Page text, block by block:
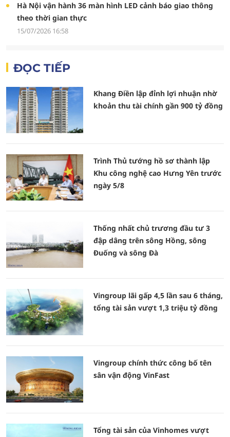
Hà Nội vận hành 36 màn hình LED cảnh báo giao thông
theo thời gian thực
15/07/2026 16:58
ĐỌC TIẾP
Khang Điền lập đỉnh lợi nhuận nhờ
khoản thu tài chính gần 900 tỷ đồng
Trình Thủ tướng hồ sơ thành lập
Khu công nghệ cao Hưng Yên trước
ngày 5/8
Thống nhất chủ trương đầu tư 3
đập dâng trên sông Hồng, sông
Đuống và sông Đà
Vingroup lãi gấp 4,5 lần sau 6 tháng,
tổng tài sản vượt 1,3 triệu tỷ đồng
Vingroup chính thức công bố tên
sân vận động VinFast
Tổng tài sản của Vinhomes vượt